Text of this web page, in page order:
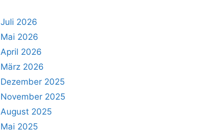
Juli 2026
Mai 2026
April 2026
März 2026
Dezember 2025
November 2025
August 2025
Mai 2025